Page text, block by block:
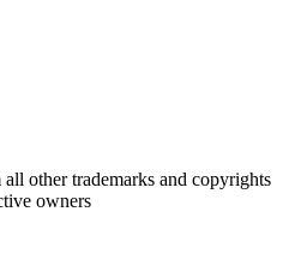
other trademarks and copyrights
owners